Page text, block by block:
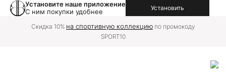
Установите наше приложение
С ним покупки удобнее
Установить
Скидка 10% на спортивную коллекцию по промокоду
SPORT10